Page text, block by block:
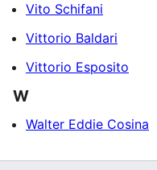
Vito Schifani
Vittorio Baldari
Vittorio Esposito
W
Walter Eddie Cosina